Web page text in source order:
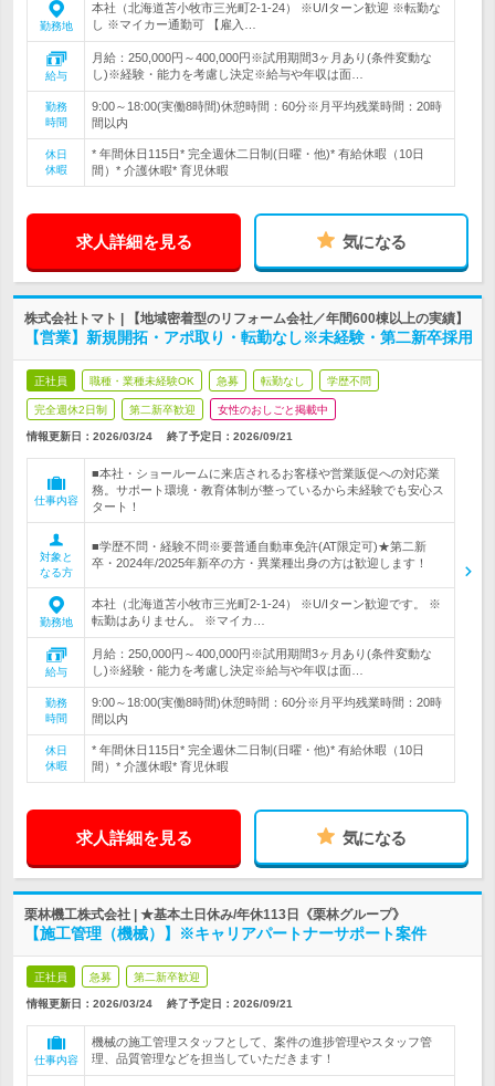
勤務地
本社（北海道苫小牧市三光町2‐1‐24） ※U/Iターン歓迎 ※転勤な
し ※マイカー通勤可 【雇入…
給与
月給：250,000円～400,000円※試用期間3ヶ月あり(条件変動な
し)※経験・能力を考慮し決定※給与や年収は面…
勤務
時間
9:00～18:00(実働8時間)休憩時間：60分※月平均残業時間：20時
間以内
休日
休暇
* 年間休日115日* 完全週休二日制(日曜・他)* 有給休暇（10日
間）* 介護休暇* 育児休暇
求人詳細を見る 気になる
株式会社トマト | 【地域密着型のリフォーム会社／年間600棟以上の実績】
【営業】新規開拓・アポ取り・転勤なし※未経験・第二新卒採用
正社員 職種・業種未経験OK 急募 転勤なし 学歴不問
完全週休2日制 第二新卒歓迎 女性のおしごと掲載中
情報更新日：2026/03/24 終了予定日： 2026/09/21
仕事内容
■本社・ショールームに来店されるお客様や営業販促への対応業
務。サポート環境・教育体制が整っているから未経験でも安心ス
タート！
対象と
なる方
■学歴不問・経験不問※要普通自動車免許(AT限定可)★第二新
卒・2024年/2025年新卒の方・異業種出身の方は歓迎します！
勤務地
本社（北海道苫小牧市三光町2‐1‐24） ※U/Iターン歓迎です。 ※
転勤はありません。 ※マイカ…
給与
月給：250,000円～400,000円※試用期間3ヶ月あり(条件変動な
し)※経験・能力を考慮し決定※給与や年収は面…
勤務
時間
9:00～18:00(実働8時間)休憩時間：60分※月平均残業時間：20時
間以内
休日
休暇
* 年間休日115日* 完全週休二日制(日曜・他)* 有給休暇（10日
間）* 介護休暇* 育児休暇
求人詳細を見る 気になる
栗林機工株式会社 | ★基本土日休み/年休113日《栗林グループ》
【施工管理（機械）】※キャリアパートナーサポート案件
正社員 急募 第二新卒歓迎
情報更新日：2026/03/24 終了予定日： 2026/09/21
仕事内容
機械の施工管理スタッフとして、案件の進捗管理やスタッフ管
理、品質管理などを担当していただきます！